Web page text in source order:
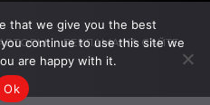
РЕКЛАМА НА САЙТЕ
that we give you the best
continue to use this site we
are happy with it.
Ok